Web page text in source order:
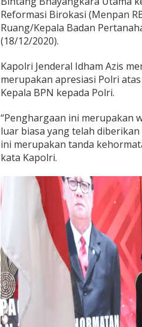
d
a
M
a
n
R
d
a
n
M
t
e
r
A
T
R
/
B
P
N
Reformasi Birokasi (Menpan
Ruang/Kepala Badan
(18/12/2020).
Kapolri Jenderal Idham Azis
merupakan apresiasi Polri
Kepala BPN kepada Polri.
“Penghargaan ini merupakan
luar biasa yang telah
ini merupakan tanda
kata Kapolri.